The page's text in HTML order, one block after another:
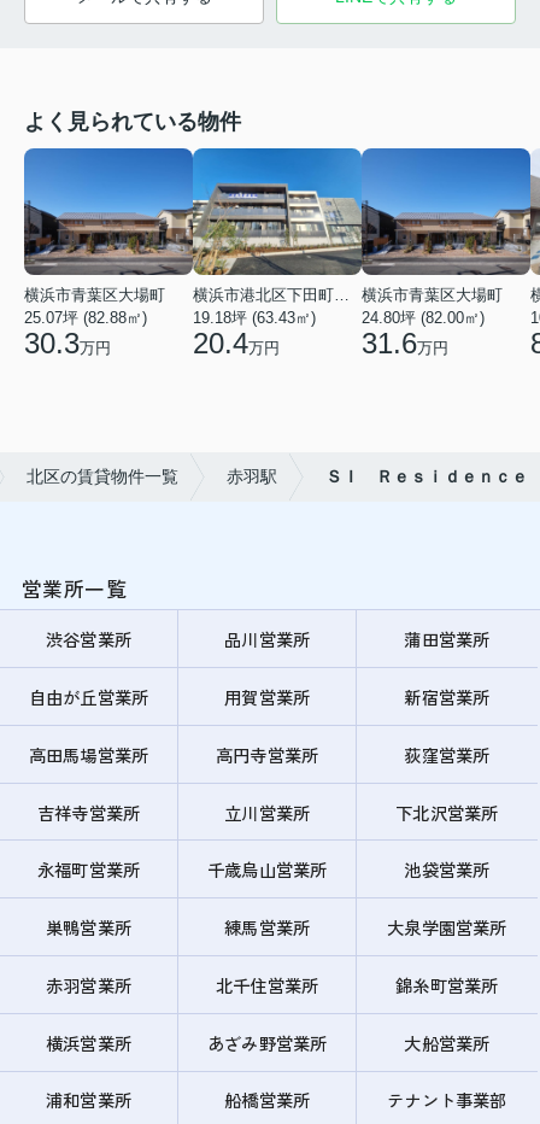
よく見られている物件
横浜市青葉区大場町
25.07坪 (82.88㎡)
30.3万円
19.18坪 (63.43㎡)
20.4万円
横浜市青葉区大場町
24.80坪 (82.00㎡)
31.6万円
北区の賃貸物件一覧 赤羽駅 ＳＩ Ｒｅｓｉｄｅｎｃｅ
営業所一覧
渋谷営業所 品川営業所 蒲田営業所
自由が丘営業所 用賀営業所 新宿営業所
高田馬場営業所 高円寺営業所 荻窪営業所
吉祥寺営業所 立川営業所 下北沢営業所
永福町営業所 千歳烏山営業所 池袋営業所
巣鴨営業所 練馬営業所 大泉学園営業所
赤羽営業所 北千住営業所 錦糸町営業所
横浜営業所 あざみ野営業所 大船営業所
浦和営業所 船橋営業所 テナント事業部